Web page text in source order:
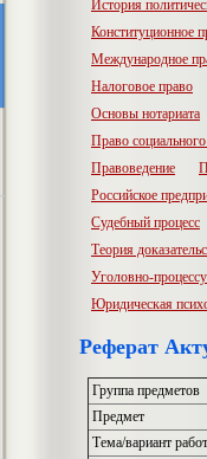
История
Конституционное
Международное
Налоговое право
Основы нотариата
Право
Правоведение
Российское
Судебный процесс
Теория
Уголовно-
Юридическая
Реферат
Группа предметов
Предмет
Тема/вариант